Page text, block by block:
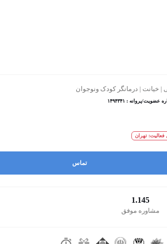
| خیانت | درمانگر کودک ونوجوان
عضویت/پروانه : ۱۴۹۴۳۴۱
تهران
تماس
1.145
مشاوره موفق